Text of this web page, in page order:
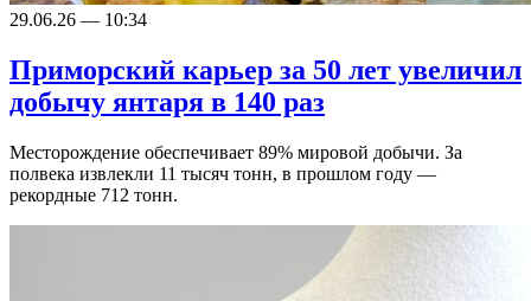
29.06.26 — 10:34
Приморский карьер за 50 лет увеличил
добычу янтаря в 140 раз
Месторождение обеспечивает 89% мировой добычи. За
полвека извлекли 11 тысяч тонн, в прошлом году —
рекордные 712 тонн.